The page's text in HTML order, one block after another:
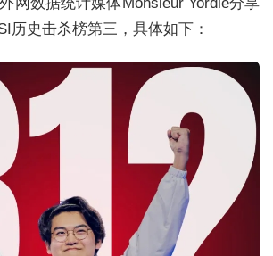
历史击杀榜第三，具体如下：